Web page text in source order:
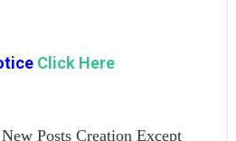
Click Here
Posts Creation Except